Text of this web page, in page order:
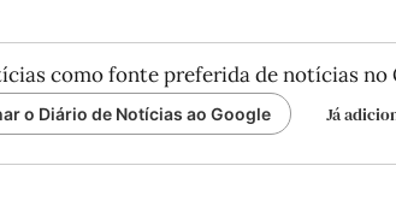
como fonte preferida de notícias no
o Diário de Notícias ao Google Já